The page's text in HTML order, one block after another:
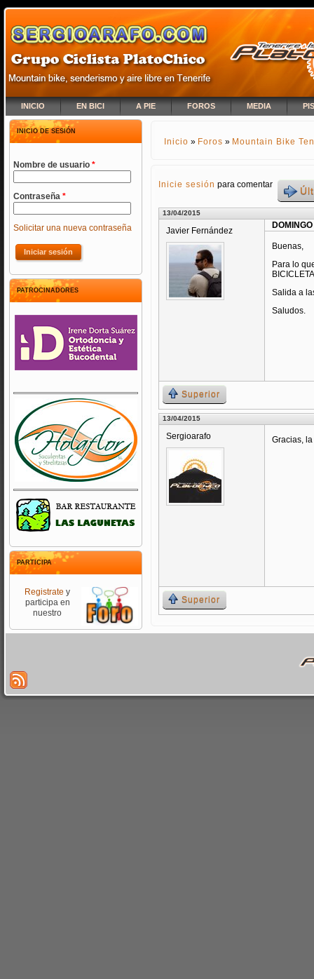
INICIO EN BICI A PIE FOROS MEDIA
INICIO DE SESIÓN
Nombre de usuario *
Contraseña *
Solicitar una nueva contraseña
PATROCINADORES
PARTICIPA
Registrate y
participa en
nuestro
SE ENCUENTRA USTED
Inicio » Foros » Mountain Bike
Inicie sesión para comentar
13/04/2015
Javier Fernández
Buenas,
Para lo
Salida a
Saludos.
Superior
13/04/2015
Sergioarafo Gracias,
Superior